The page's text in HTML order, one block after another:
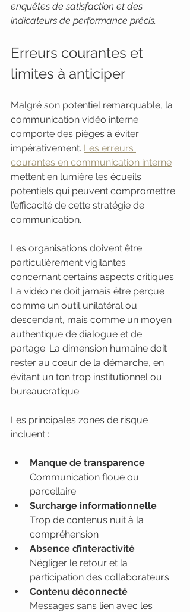
enquêtes de satisfaction et des
indicateurs de performance précis.
Erreurs courantes et
limites à anticiper
Malgré son potentiel remarquable, la
communication vidéo interne
comporte des pièges à éviter
impérativement. Les erreurs
courantes en communication interne
mettent en lumière les écueils
potentiels qui peuvent compromettre
l’efficacité de cette stratégie de
communication.
Les organisations doivent être
particulièrement vigilantes
concernant certains aspects critiques.
La vidéo ne doit jamais être perçue
comme un outil unilatéral ou
descendant, mais comme un moyen
authentique de dialogue et de
partage. La dimension humaine doit
rester au cœur de la démarche, en
évitant un ton trop institutionnel ou
bureaucratique.
Les principales zones de risque
incluent :
Manque de transparence :
Communication floue ou
parcellaire
Surcharge informationnelle :
Trop de contenus nuit à la
compréhension
Absence d’interactivité :
Négliger le retour et la
participation des collaborateurs
Contenu déconnecté :
Messages sans lien avec les